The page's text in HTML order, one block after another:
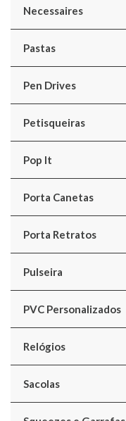
Necessaires
Pastas
Pen Drives
Petisqueiras
Pop It
Porta Canetas
Porta Retratos
Pulseira
PVC Personalizados
Relógios
Sacolas